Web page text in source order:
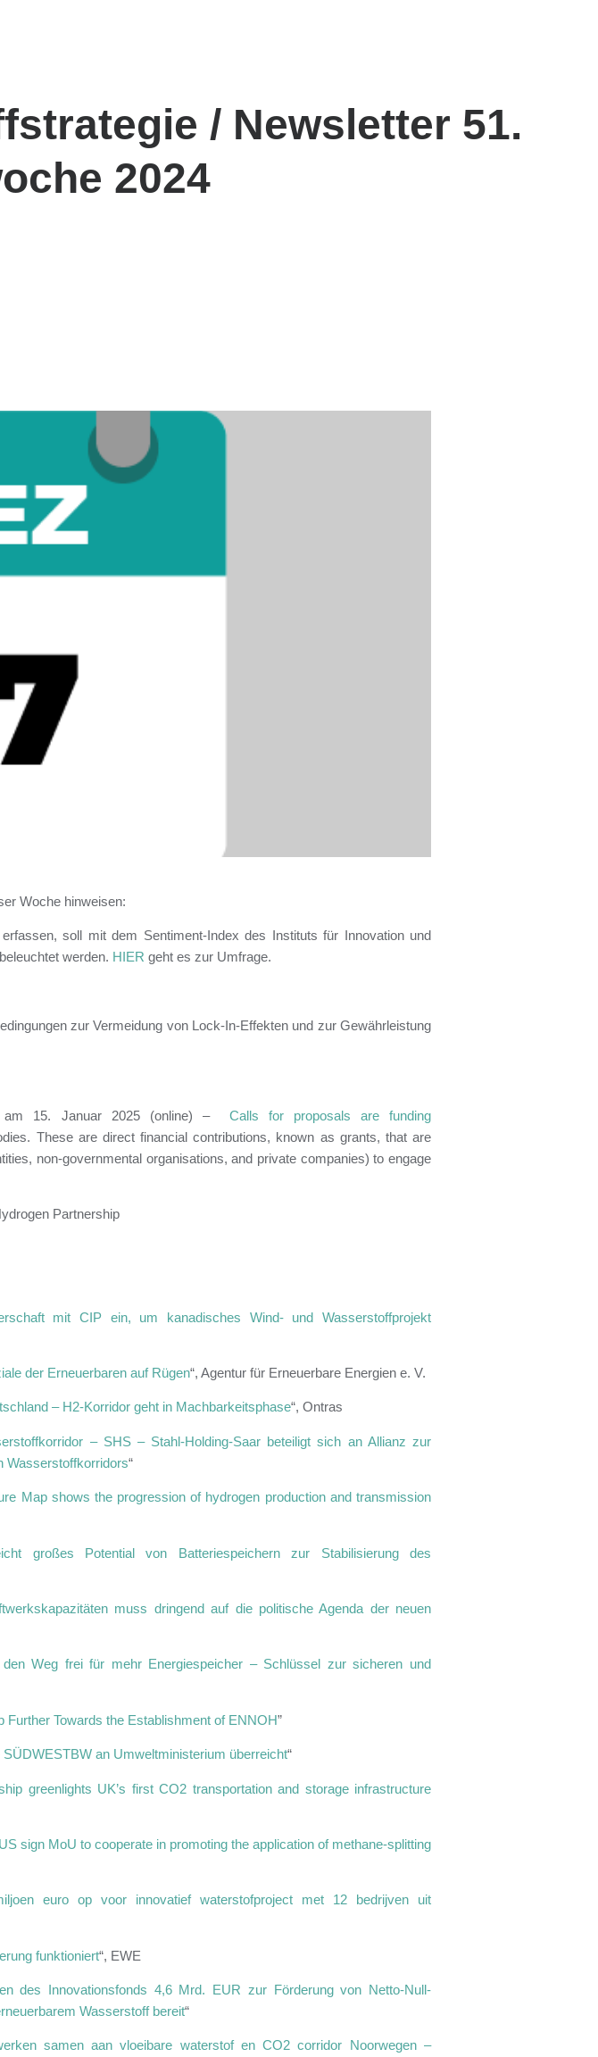
/ Newsletter 51.
2024
Woche hinweisen:
soll mit dem Sentiment-Index des Instituts für Innovation und
werden. HIER geht es zur Umfrage.
zur Vermeidung von Lock-In-Effekten und zur Gewährleistung
am 15. Januar 2025 (online) – Calls for proposals are funding
These are direct financial contributions, known as grants, that are
non-governmental organisations, and private companies) to engage
Partnership
mit CIP ein, um kanadisches Wind- und Wasserstoffprojekt
der Erneuerbaren auf Rügen“, Agentur für Erneuerbare Energien e. V.
– H2-Korridor geht in Machbarkeitsphase“, Ontras
– SHS – Stahl-Holding-Saar beteiligt sich an Allianz zur
Wasserstoffkorridors“
Map shows the progression of hydrogen production and transmission
großes Potential von Batteriespeichern zur Stabilisierung des
muss dringend auf die politische Agenda der neuen
den Weg frei für mehr Energiespeicher – Schlüssel zur sicheren und
Further Towards the Establishment of ENNOH”
an Umweltministerium überreicht“
greenlights UK’s first CO2 transportation and storage infrastructure
sign MoU to cooperate in promoting the application of methane-splitting
euro op voor innovatief waterstofproject met 12 bedrijven uit
funktioniert“, EWE
des Innovationsfonds 4,6 Mrd. EUR zur Förderung von Netto-Null-
Wasserstoff bereit“
samen aan vloeibare waterstof en CO2 corridor Noorwegen –